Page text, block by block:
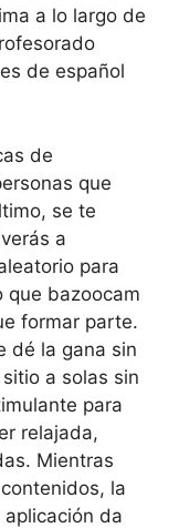
a lo largo de
de español
de
que
se te
a
para
que bazoocam
formar parte.
dé la gana sin
a solas sin
para
relajada,
Mientras
la
da